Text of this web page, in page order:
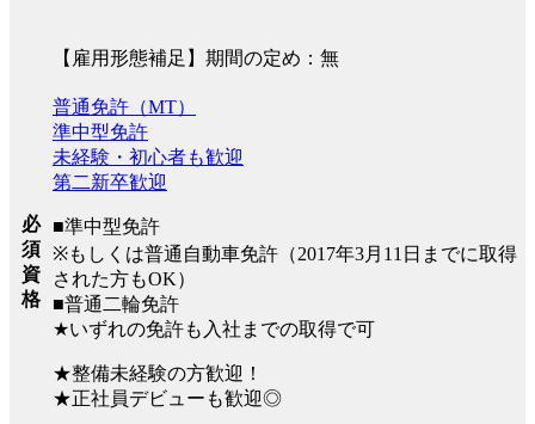
【雇用形態補足】期間の定め：無
必
須
資
格
普通免許（MT）
準中型免許
未経験・初心者も歓迎
第二新卒歓迎
■準中型免許
※もしくは普通自動車免許（2017年3月11日までに取得
された方もOK）
■普通二輪免許
★いずれの免許も入社までの取得で可
★整備未経験の方歓迎！
★正社員デビューも歓迎◎